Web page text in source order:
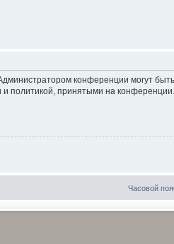
конференции могут быть
и политикой, принятыми на
Часовой